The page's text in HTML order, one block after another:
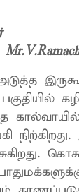
இருகூர்
பகுதியில்